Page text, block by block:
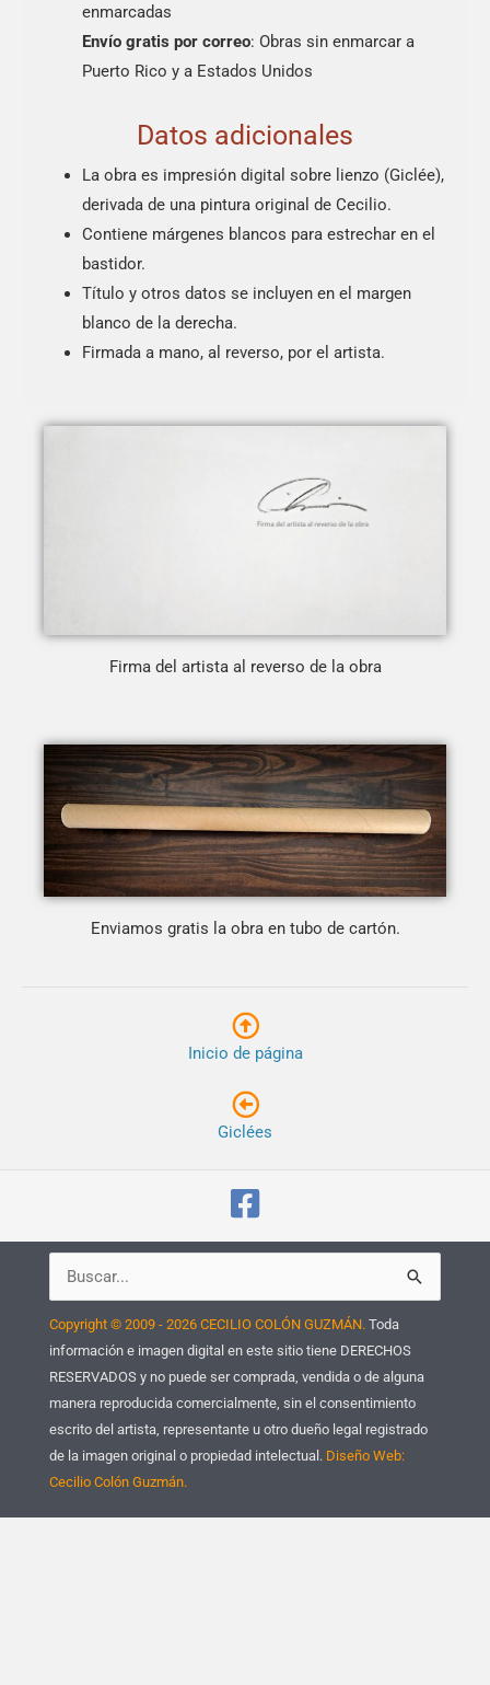
enmarcadas
Envío gratis por correo: Obras sin enmarcar a
Puerto Rico y a Estados Unidos
Datos adicionales
La obra es impresión digital sobre lienzo (Giclée),
derivada de una pintura original de Cecilio.
Contiene márgenes blancos para estrechar en el
bastidor.
Título y otros datos se incluyen en el margen
blanco de la derecha.
Firmada a mano, al reverso, por el artista.
Firma del artista al reverso de la obra
Enviamos gratis la obra en tubo de cartón.
Inicio de página
Giclées
Buscar
Copyright © 2009 - 2026 CECILIO COLÓN GUZMÁN. Toda
información e imagen digital en este sitio tiene DERECHOS
RESERVADOS y no puede ser comprada, vendida o de alguna
manera reproducida comercialmente, sin el consentimiento
escrito del artista, representante u otro dueño legal registrado
de la imagen original o propiedad intelectual. Diseño Web:
Cecilio Colón Guzmán.